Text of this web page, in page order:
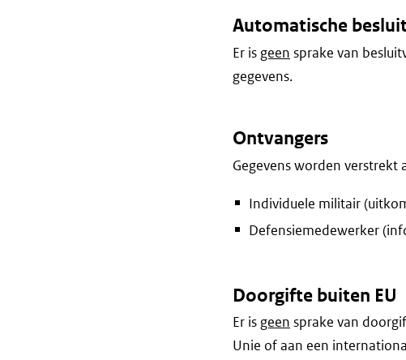
Automatische
Er is geen sprake van
gegevens.
Ontvangers
Gegevens worden
Individuele militair
Defensiemedewerker
Doorgifte buiten EU
Er is geen sprake van
Unie of aan een